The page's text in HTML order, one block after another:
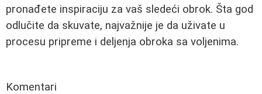
pronađete inspiraciju za vaš sledeći obrok. Šta god
odlučite da skuvate, najvažnije je da uživate u
procesu pripreme i deljenja obroka sa voljenima.
Komentari